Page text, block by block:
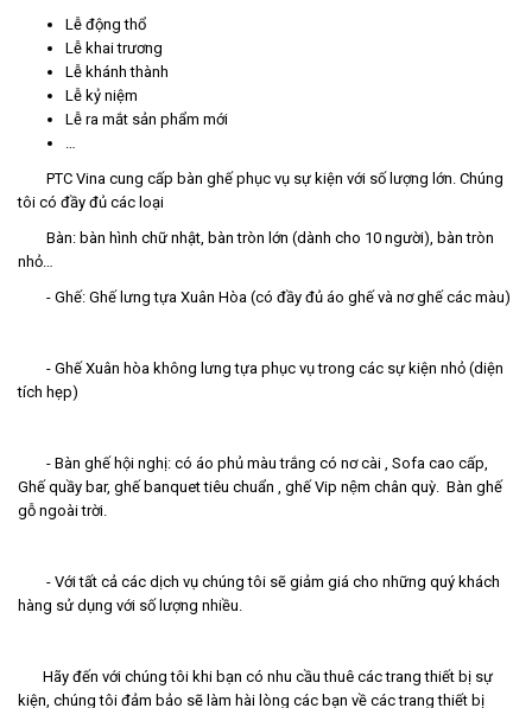
Lễ động thổ
Lễ khai trương
Lễ khánh thành
Lễ kỷ niệm
Lễ ra mắt sản phẩm mới
…
PTC Vina cung cấp bàn ghế phục vụ sự kiện với số lượng lớn. Chúng
tôi có đầy đủ các loại
Bàn: bàn hình chữ nhật, bàn tròn lớn (dành cho 10 người), bàn tròn
nhỏ…
- Ghế: Ghế lưng tựa Xuân Hòa (có đầy đủ áo ghế và nơ ghế các màu)
- Ghế Xuân hòa không lưng tựa phục vụ trong các sự kiện nhỏ (diện
tích hẹp)
- Bàn ghế hội nghị: có áo phủ màu trắng có nơ cài , Sofa cao cấp,
Ghế quầy bar, ghế banquet tiêu chuẩn , ghế Vip nệm chân quỳ. Bàn ghế
gỗ ngoài trời.
- Với tất cả các dịch vụ chúng tôi sẽ giảm giá cho những quý khách
hàng sử dụng với số lượng nhiều.
Hãy đến với chúng tôi khi bạn có nhu cầu thuê các trang thiết bị sự
kiện, chúng tôi đảm bảo sẽ làm hài lòng các bạn về các trang thiết bị